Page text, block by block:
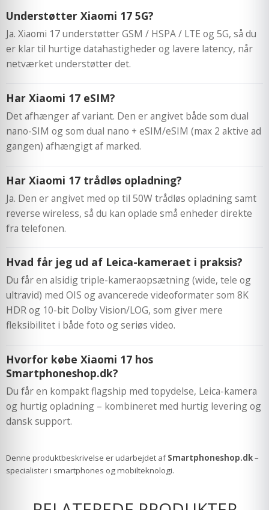
Understøtter Xiaomi 17 5G?
Ja. Xiaomi 17 understøtter GSM / HSPA / LTE og 5G, så du
er klar til hurtige datahastigheder og lavere latency, når
netværket understøtter det.
Har Xiaomi 17 eSIM?
Det afhænger af variant. Den er angivet både som dual
nano-SIM og som dual nano + eSIM/eSIM (max 2 aktive ad
gangen) afhængigt af marked.
Har Xiaomi 17 trådløs opladning?
Ja. Den er angivet med op til 50W trådløs opladning samt
reverse wireless, så du kan oplade små enheder direkte
fra telefonen.
Hvad får jeg ud af Leica-kameraet i praksis?
Du får en alsidig triple-kameraopsætning (wide, tele og
ultravid) med OIS og avancerede videoformater som 8K
HDR og 10-bit Dolby Vision/LOG, som giver mere
fleksibilitet i både foto og seriøs video.
Hvorfor købe Xiaomi 17 hos
Smartphoneshop.dk?
Du får en kompakt flagship med topydelse, Leica-kamera
og hurtig opladning – kombineret med hurtig levering og
dansk support.
Denne produktbeskrivelse er udarbejdet afSmartphoneshop.dk–
specialister i smartphones og mobilteknologi.